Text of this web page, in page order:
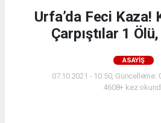
Urfa’da Feci Kaza!
Çarpıştılar 1
ASAYIŞ
07.10.2021 - 10:50, Güncelleme:
4608+ kez